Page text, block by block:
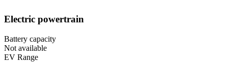
Electric powertrain
Battery capacity
Not available
EV Range